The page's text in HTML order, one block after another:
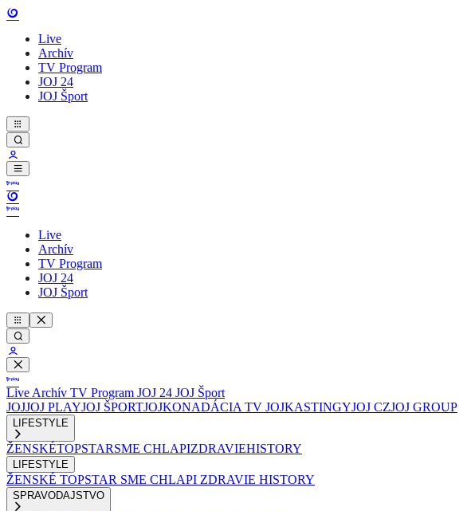
Live
Archív
TV Program
JOJ 24
JOJ Šport
Live
Archív
TV Program
JOJ 24
JOJ Šport
Live Archív TV Program JOJ 24 JOJ Šport
JOJJOJ PLAYJOJ ŠPORTJOJKONADÁCIA TV JOJKASTINGYJOJ CZJOJ GROUP
LIFESTYLE
ŽENSKÉTOPSTARSME CHLAPIZDRAVIEHISTORY
LIFESTYLE
ŽENSKÉ TOPSTAR SME CHLAPI ZDRAVIE HISTORY
SPRAVODAJSTVO